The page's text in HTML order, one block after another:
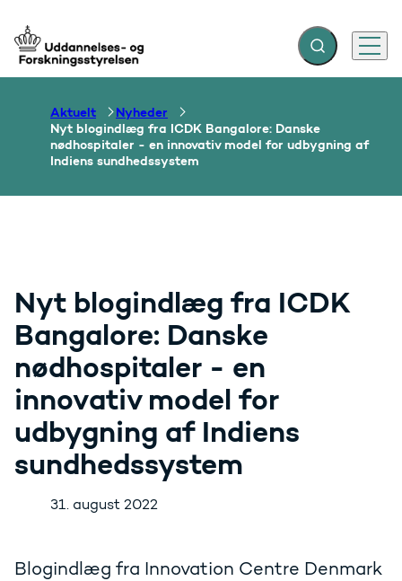
Gå til forsiden Fold søgefelt ud
Menu
Aktuelt
Nyheder
Nyt blogindlæg fra ICDK Bangalore: Danske
nødhospitaler - en innovativ model for udbygning af
Indiens sundhedssystem
Nyt blogindlæg fra ICDK
Bangalore: Danske
nødhospitaler - en
innovativ model for
udbygning af Indiens
sundhedssystem
31. august 2022
Blogindlæg fra Innovation Centre Denmark